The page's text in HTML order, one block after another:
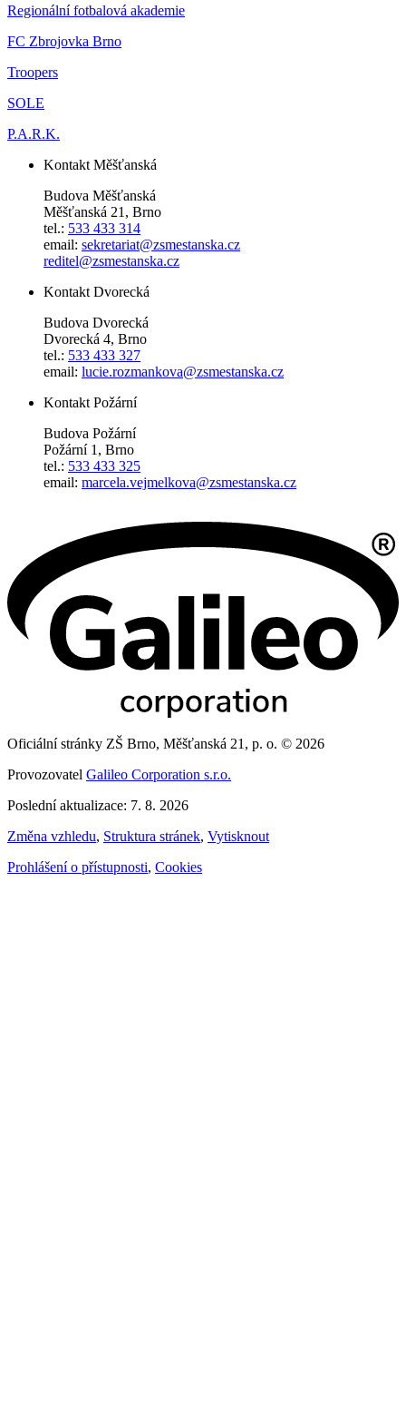
Regionální fotbalová akademie
FC Zbrojovka Brno
Troopers
SOLE
P.A.R.K.
Kontakt Měšťanská
Budova Měšťanská
Měšťanská 21, Brno
tel.: 533 433 314
email: sekretariat@zsmestanska.cz
reditel@zsmestanska.cz
Kontakt Dvorecká
Budova Dvorecká
Dvorecká 4, Brno
tel.: 533 433 327
email: lucie.rozmankova@zsmestanska.cz
Kontakt Požární
Budova Požární
Požární 1, Brno
tel.: 533 433 325
email: marcela.vejmelkova@zsmestanska.cz
Oficiální stránky ZŠ Brno, Měšťanská 21, p. o. © 2026
Provozovatel Galileo Corporation s.r.o.
Poslední aktualizace: 7. 8. 2026
Změna vzhledu, Struktura stránek, Vytisknout
Prohlášení o přístupnosti, Cookies